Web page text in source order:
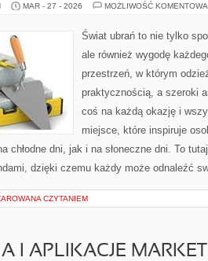
MAR - 27 - 2026 MOŻLIWOŚĆ
Świat ubrań to nie tylko
ale również wygodę
przestrzeń, w którym
praktycznością, a szeroki
coś na każdą okazję i
miejsce, które inspiruje
chłodne dni, jak i na słoneczne dni. To
dzięki czemu każdy może odnaleźć
CZYTANIEM
I APLIKACJE